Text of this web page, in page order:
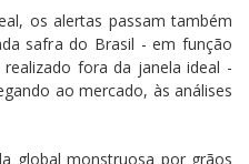
os alertas passam também
safra do Brasil - em função
fora da janela ideal -
ao mercado, às análises
global monstruosa por grãos